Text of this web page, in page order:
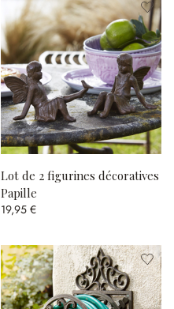
Lot de 2 figurines décoratives
Papille
19,95 €